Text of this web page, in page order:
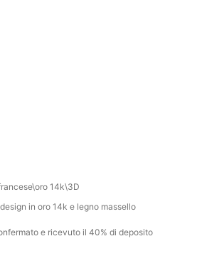
14k\3D
in oro 14k e legno massello
e ricevuto il 40% di deposito